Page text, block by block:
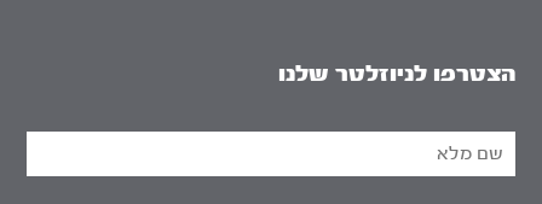
הצטרפו לניוזלטר שלנו